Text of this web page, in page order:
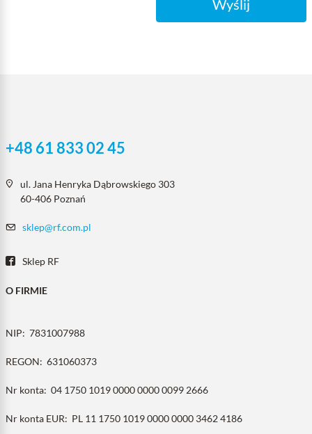
Wyślij
+48 61 833 02 45
ul. Jana Henryka Dąbrowskiego 303
60-406 Poznań
sklep@rf.com.pl
Sklep RF
O FIRMIE
NIP: 7831007988
REGON: 631060373
Nr konta: 04 1750 1019 0000 0000 0099 2666
Nr konta EUR: PL 11 1750 1019 0000 0000 3462 4186